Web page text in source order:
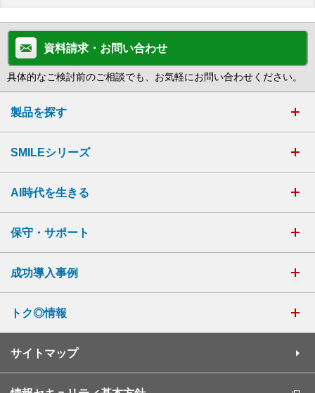
資料請求・お問い合わせ
具体的なご検討前のご相談でも、お気軽にお問い合わせください。
製品を探す
SMILEシリーズ
AI時代を生きる
保守・サポート
成功導入事例
トク◎情報
サイトマップ